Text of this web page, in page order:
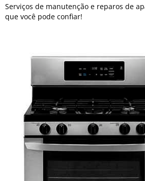
Serviços de manutenção e reparos de
que você pode confiar!